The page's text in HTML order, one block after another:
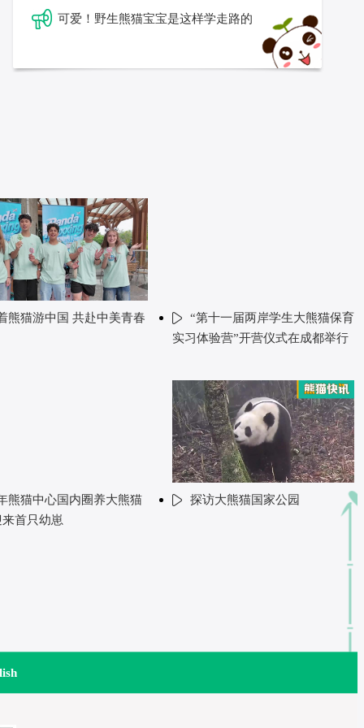
可爱！野生熊猫宝宝是这样学走路的
熊猫游中国 共赴中美青春
“第十一届两岸学生大熊猫保育
实习体验营”开营仪式在成都举行
熊猫中心国内圈养大熊猫
首只幼崽
探访大熊猫国家公园